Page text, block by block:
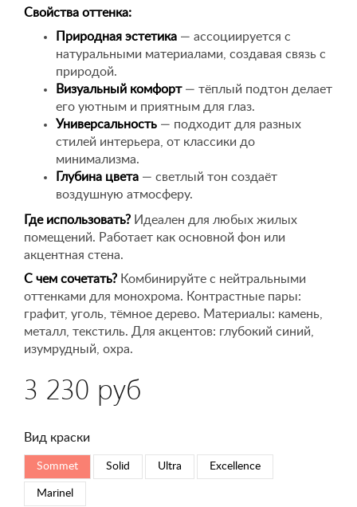
Свойства оттенка:
Природная эстетика — ассоциируется с
натуральными материалами, создавая связь с
природой.
Визуальный комфорт— тёплый подтон делает
его уютным и приятным для глаз.
Универсальность — подходит для разных
стилей интерьера, от классики до
минимализма.
Глубина цвета — светлый тон создаёт
воздушную атмосферу.
Где использовать? Идеален для любых жилых
помещений. Работает как основной фон или
акцентная стена.
С чем сочетать? Комбинируйте с нейтральными
оттенками для монохрома. Контрастные пары:
графит, уголь, тёмное дерево. Материалы: камень,
металл, текстиль. Для акцентов: глубокий синий,
изумрудный, охра.
3 230 руб
Вид краски
Sommet Solid Ultra Excellence
Marinel